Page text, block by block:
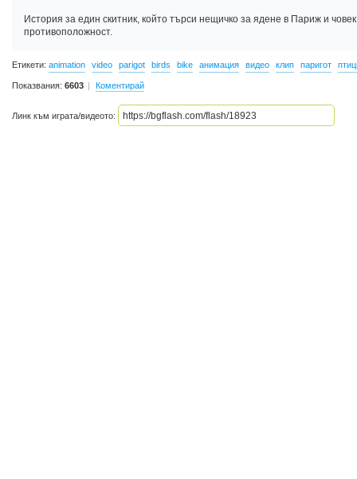
История за един скитник, който търси нещичко за ядене в Париж и
противоположност.
Етикети: animation video parigot birds bike анимация видео клип паригот
Показвания: 6603 Коментирай
Линк към играта/видеото: